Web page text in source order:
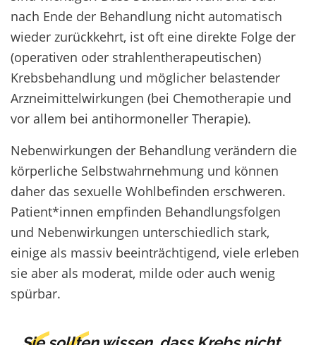
nach Ende der Behandlung nicht automatisch
wieder zurückkehrt, ist oft eine direkte Folge der
(operativen oder strahlentherapeutischen)
Krebsbehandlung und möglicher belastender
Arzneimittelwirkungen (bei Chemotherapie und
vor allem bei antihormoneller Therapie).
Nebenwirkungen der Behandlung verändern die
körperliche Selbstwahrnehmung und können
daher das sexuelle Wohlbefinden erschweren.
Patient*innen empfinden Behandlungsfolgen
und Nebenwirkungen unterschiedlich stark,
einige als massiv beeinträchtigend, viele erleben
sie aber als moderat, milde oder auch wenig
spürbar.